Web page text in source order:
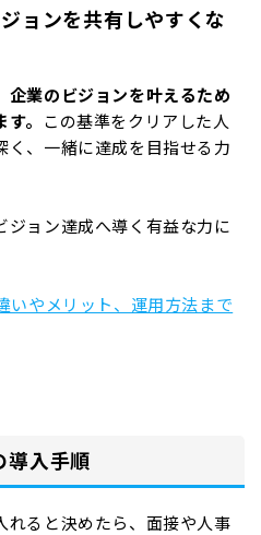
ョンを共有しやすくな
企業のビジョンを叶えるため
。 この基準をクリアした人
、一緒に達成を目指せる力
ジョン達成へ導く有益な力に
いやメリット、運用方法まで
導入手順
れると決めたら、面接や人事